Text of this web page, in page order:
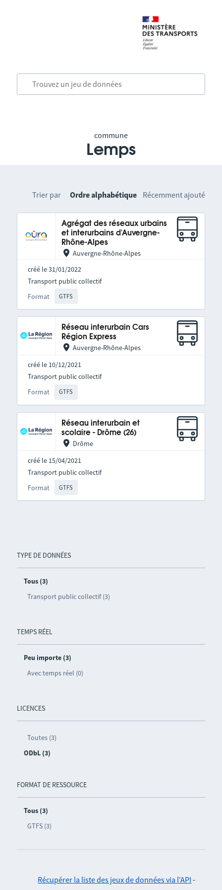
commune
Lemps
TYPE DE DONNÉES
Tous (3)
Transport public collectif (3)
TEMPS RÉEL
Peu importe (3)
Avec temps réel (0)
LICENCES
Toutes (3)
ODbL (3)
FORMAT DE RESSOURCE
Tous (3)
GTFS (3)
Trier par Ordre alphabétique Récemment ajouté
Agrégat des réseaux urbains
et interurbains d'Auvergne-
Rhône-Alpes
Auvergne-Rhône-Alpes
créé le 31/01/2022
Format GTFS
Transport public collectif
Réseau interurbain Cars
Région Express
Auvergne-Rhône-Alpes
créé le 10/12/2021
Format GTFS
Transport public collectif
Réseau interurbain et
scolaire - Drôme (26)
Drôme
créé le 15/04/2021
Format GTFS
Transport public collectif
Récupérer la liste des jeux de données via l'API -